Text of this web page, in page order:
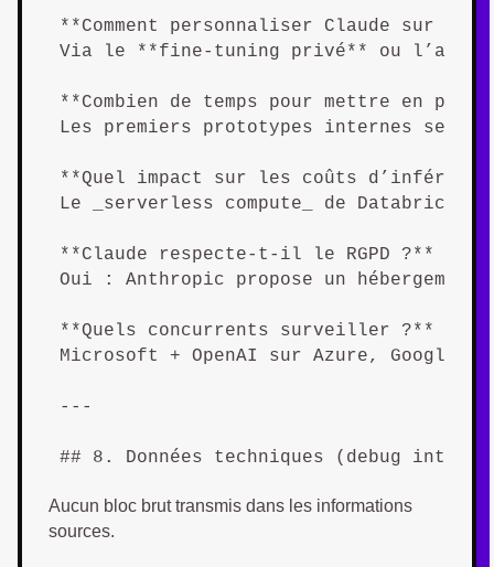
**Comment personnaliser Claude sur
Via le **fine-tuning privé** ou
**Combien de temps pour mettre en
Les premiers prototypes internes se
**Quel impact sur les coûts
Le _serverless compute_ de
**Claude respecte-t-il le RGPD ?**
Oui : Anthropic propose un
**Quels concurrents surveiller ?**
Microsoft + OpenAI sur Azure, Google
---
## 8. Données techniques (debug
Aucun bloc brut transmis dans les informations
sources.